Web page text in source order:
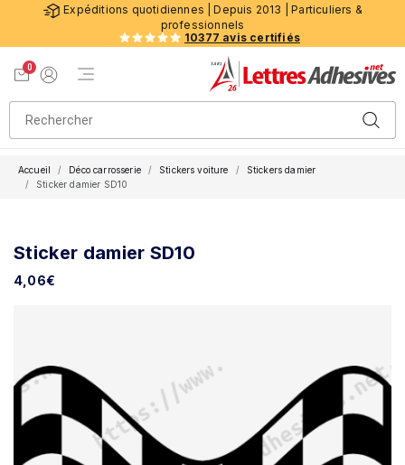
Expéditions quotidiennes | Depuis 2013 | Particuliers &
professionnels
10377 avis certifiés
0
Menu de navigation
Accueil Déco carrosserie Stickers voiture
Stickers damier
Sticker damier SD10
Sticker damier SD10
4,06€